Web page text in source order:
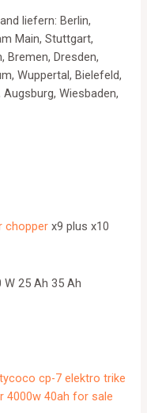
liefern: Berlin,
Main, Stuttgart,
Bremen, Dresden,
Wuppertal, Bielefeld,
Wiesbaden,
chopper x9 plus x10
W 25 Ah 35 Ah